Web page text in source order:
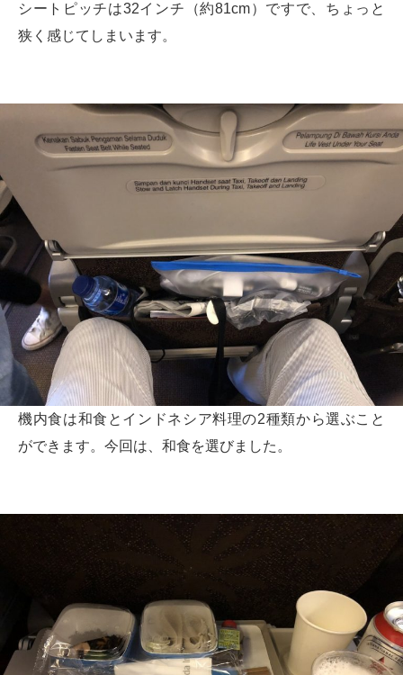
シートピッチは32インチ（約81cm）ですで、ちょっと
狭く感じてしまいます。
機内食は和食とインドネシア料理の2種類から選ぶこと
ができます。今回は、和食を選びました。